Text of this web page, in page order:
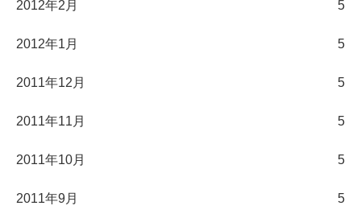
2012年2月 5
2012年1月 5
2011年12月 5
2011年11月 5
2011年10月 5
2011年9月 5